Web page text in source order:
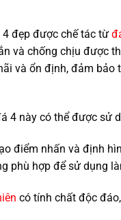
đẹp được chế tác từ
và chống chịu được
và ổn định, đảm bảo
4 này có thể được sử
điểm nhấn và định
phù hợp để sử dụng
có tính chất độc